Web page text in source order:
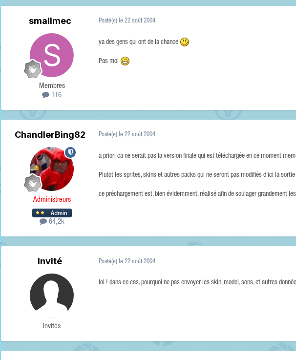
smallmec
Membres
116
Posté(e) le 22 août 2004
ya des gens qui ont de la chance
Pas moi
ChandlerBing82
Administreurs
64,2k
Posté(e) le 22 août 2004
a priori ca ne serait pas la version finale qui est téléchargée en ce moment
Plutot les sprites, skins et autres packs qui ne seront pas modifiés d'ici la
ce préchargement est, bien évidemment, réalisé afin de soulager grandement
Invité
Invités
Posté(e) le 22 août 2004
lol ! dans ce cas, pourquoi ne pas envoyer les skin, model, sons, et autres